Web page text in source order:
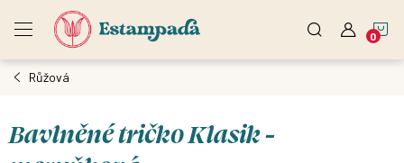
Růžová
Bavlněné tričko Klasik -